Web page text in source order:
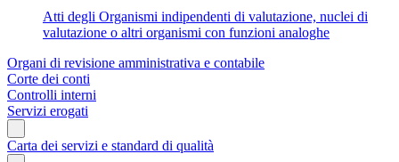
Atti degli Organismi indipendenti di valutazione, nuclei di
valutazione o altri organismi con funzioni analoghe
Organi di revisione amministrativa e contabile
Corte dei conti
Controlli interni
Servizi erogati
Carta dei servizi e standard di qualità